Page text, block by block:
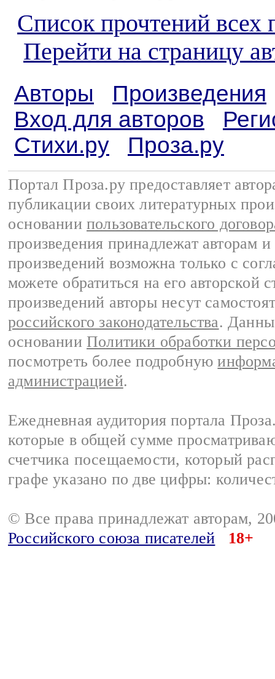
Список прочтений всех
Перейти на страницу
Авторы
Произведения
Вход для авторов
Стихи.ру
Проза.ру
Портал Проза.ру предоставляет
публикации своих литературных
основании пользовательского
произведения принадлежат авторам
произведений возможна только с
можете обратиться на его авторской
произведений авторы несут
российского законодательства.
основании Политики обработки
посмотреть более подробную
администрацией.
Ежедневная аудитория портала
которые в общей сумме
счетчика посещаемости, который
графе указано по две цифры:
© Все права принадлежат авторам,
Российского союза писателей
18+